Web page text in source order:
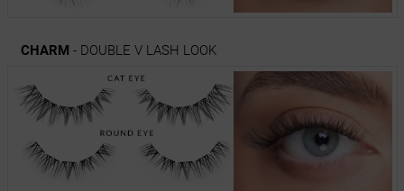
CHARM - DOUBLE V LASH LOOK